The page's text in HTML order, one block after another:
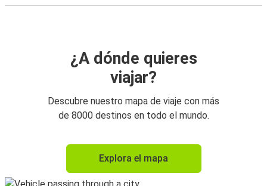
¿A dónde quieres
viajar?
Descubre nuestro mapa de viaje con más
de 8000 destinos en todo el mundo.
Explora el mapa